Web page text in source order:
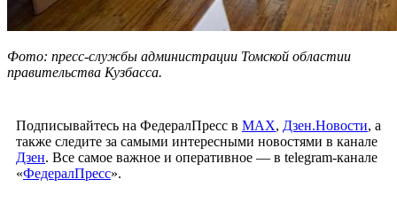
Фото: пресс-службы администрации Томской областии
правительства Кузбасса.
Подписывайтесь на ФедералПресс в МАХ, Дзен.Новости, а
также следите за самыми интересными новостями в канале
Дзен. Все самое важное и оперативное — в telegram-канале
«ФедералПресс».